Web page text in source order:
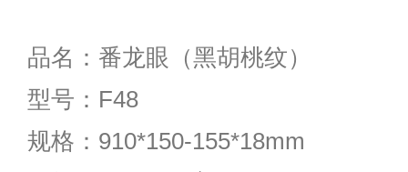
品名：番龙眼（黑胡桃纹）
型号：F48
规格：910*150-155*18mm